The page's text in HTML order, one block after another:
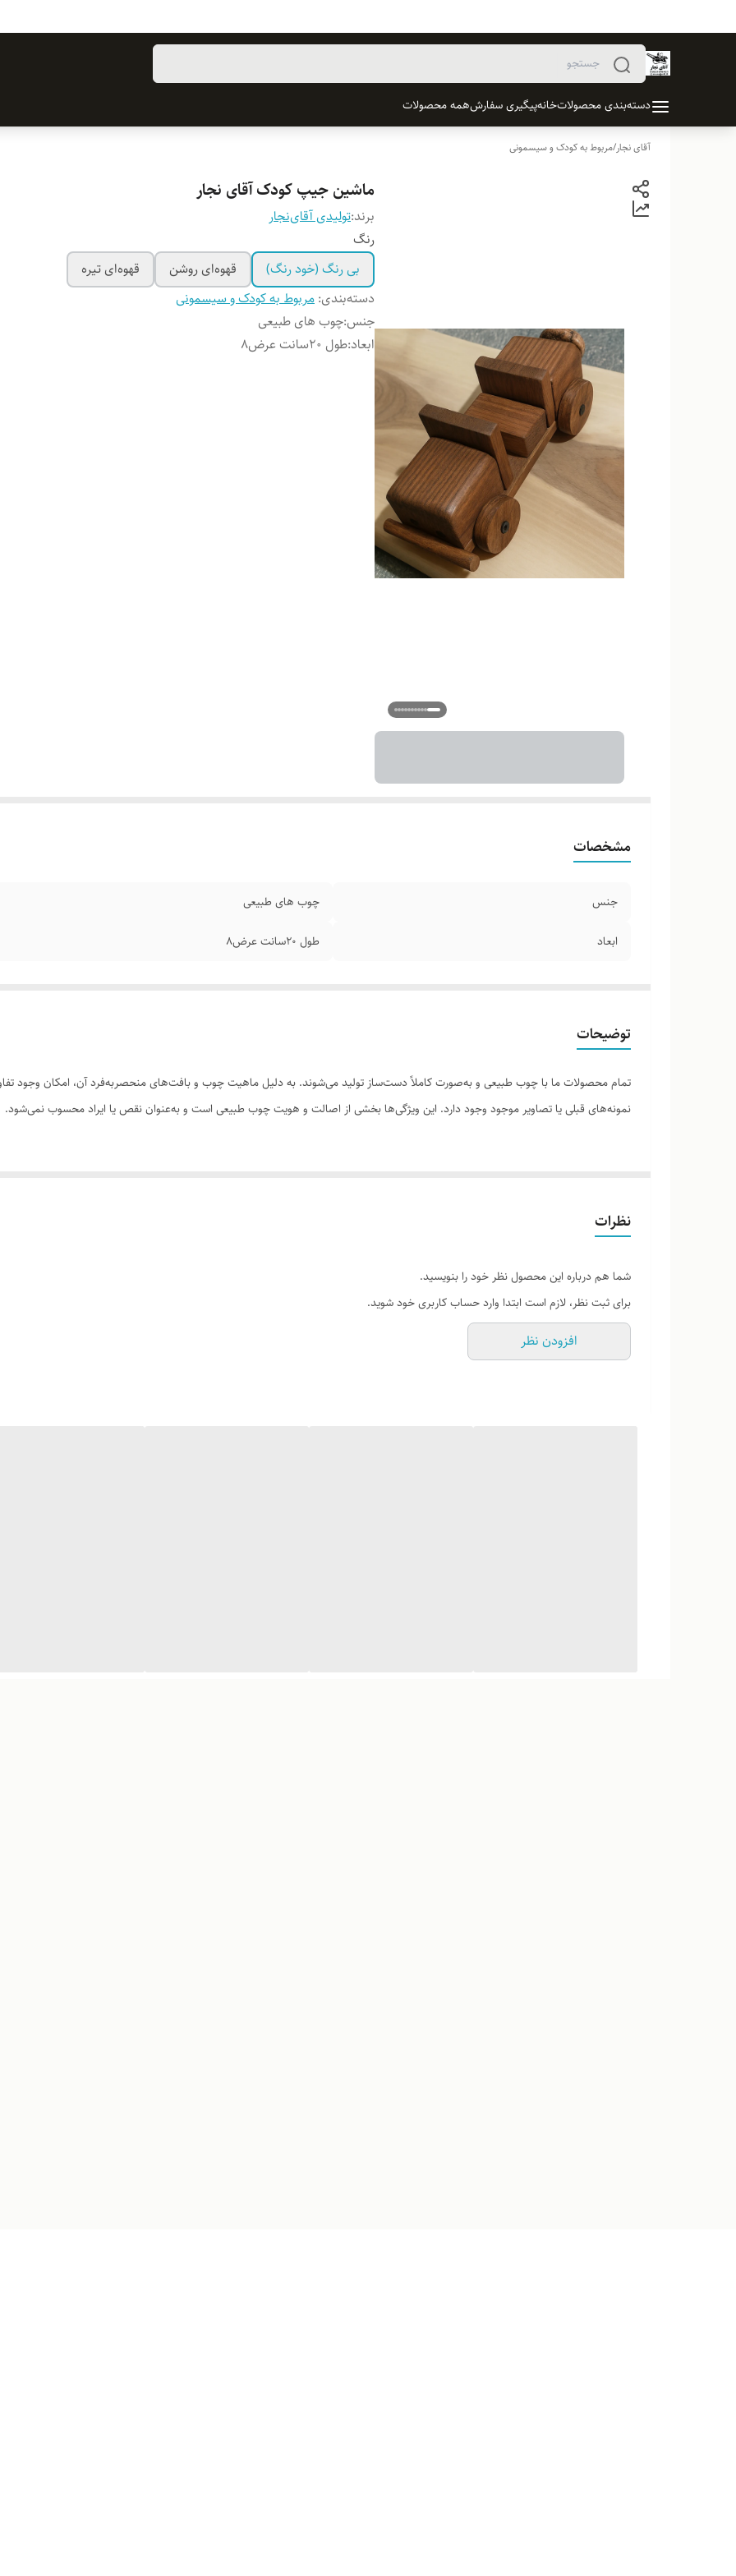
دسته‌بندی محصولاتخانهپیگیری سفارشهمه محصولات
آقای نجار/مربوط به کودک و سیسمونی
ماشین جیپ کودک آقای نجار
برند:تولیدی آقای‌نجار
رنگ
بی رنگ (خود رنگ)
قهوه‌ای روشن
قهوه‌ای تیره
دسته‌بندی: مربوط به کودک و سیسمونی
جنس:چوب های طبیعی
ابعاد:طول ۲۰سانت عرض۸
مشخصات
جنس چوب های طبیعی
ابعاد طول ۲۰سانت عرض۸
توضیحات
تمام محصولات ما با چوب طبیعی و به‌صورت کاملاً دست‌ساز تولید می‌شوند. به دلیل ماهیت چوب و بافت‌های منحصر‌به‌فرد آن، امکان وجود
نمونه‌های قبلی یا تصاویر موجود وجود دارد. این ویژگی‌ها بخشی از اصالت و هویت چوب طبیعی است و به‌عنوان نقص یا ایراد محسوب نمی‌شود.
لطفاً پیش از ثبت سفارش، تصاویر کارگاهی هر محصول را بررسی کنید. ثبت سفارش به‌منزله‌ی پذیرش این موارد و آگاهی از ویژگی‌های طبیعی
نظرات
شما هم درباره این محصول نظر خود را بنویسید.
برای ثبت نظر، لازم است ابتدا وارد حساب کاربری خود شوید.
افزودن نظر